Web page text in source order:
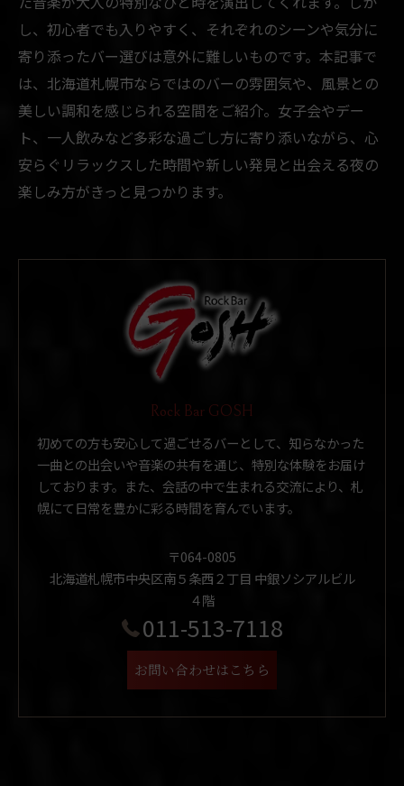
し、初心者でも入りやすく、それぞれのシーンや気分に
寄り添ったバー選びは意外に難しいものです。本記事で
は、北海道札幌市ならではのバーの雰囲気や、風景との
美しい調和を感じられる空間をご紹介。女子会やデー
ト、一人飲みなど多彩な過ごし方に寄り添いながら、心
安らぐリラックスした時間や新しい発見と出会える夜の
楽しみ方がきっと見つかります。
Rock Bar GOSH
初めての方も安心して過ごせるバーとして、知らなかった
一曲との出会いや音楽の共有を通じ、特別な体験をお届け
しております。また、会話の中で生まれる交流により、札
幌にて日常を豊かに彩る時間を育んでいます。
〒064-0805
北海道札幌市中央区南５条西２丁目 中銀ソシアルビル
４階
011-513-7118
お問い合わせはこちら